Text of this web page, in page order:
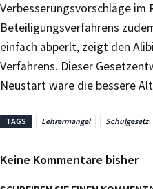
Verbesserungsvorschläge im
Beteiligungsverfahrens
einfach abperlt, zeigt den
Verfahrens. Dieser
Neustart wäre die bessere
TAGS Lehrermangel Schulgesetz
Keine Kommentare bisher